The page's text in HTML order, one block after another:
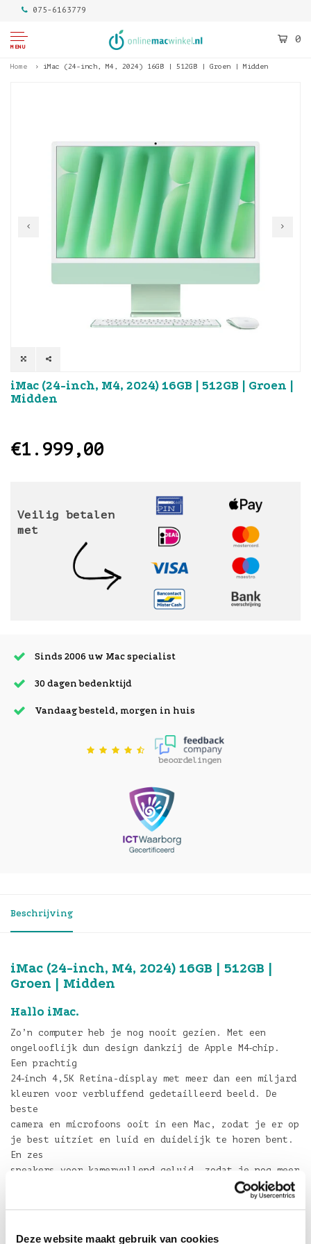
Deze website maakt gebruik van cookies
075-6163779
MENU
0
Home iMac (24-inch, M4, 2024) 16GB | 512GB | Groen | Midden
iMac (24-inch, M4, 2024) 16GB | 512GB | Groen |
Midden
€1.999,00
Veilig betalen
met
Sinds 2006 uw Mac specialist
30 dagen bedenktijd
Vandaag besteld, morgen in huis
beoordelingen
Beschrijving
iMac (24-inch, M4, 2024) 16GB | 512GB |
Groen | Midden
Hallo iMac.
Zo’n computer heb je nog nooit gezien. Met een
ongelooflijk dun design dankzij de Apple M4‐chip.
Een prachtig
24‐inch 4,5K Retina-display met meer dan een miljard
kleuren voor verbluffend gedetailleerd beeld. De
beste
camera en microfoons ooit in een Mac, zodat je er op
je best uitziet en luid en duidelijk te horen bent.
En zes
speakers voor kamervullend geluid, zodat je nog meer
geniet van films en muziek. Hij werkt naadloos samen
met iPhone, dus je berichten en telefoontjes gaan